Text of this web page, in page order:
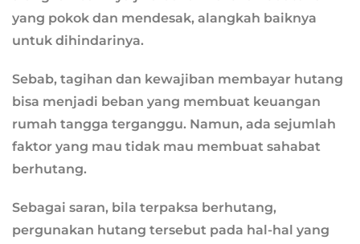
yang pokok dan mendesak, alangkah baiknya
untuk dihindarinya.
Sebab, tagihan dan kewajiban membayar hutang
bisa menjadi beban yang membuat keuangan
rumah tangga terganggu. Namun, ada sejumlah
faktor yang mau tidak mau membuat sahabat
berhutang.
Sebagai saran, bila terpaksa berhutang,
pergunakan hutang tersebut pada hal-hal yang